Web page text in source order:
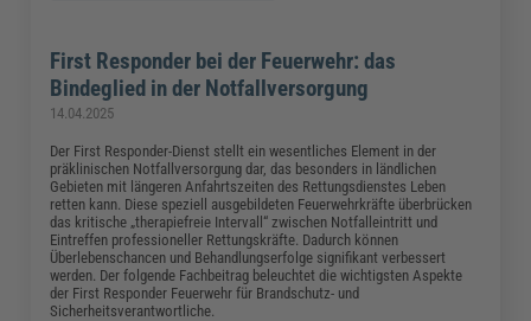
First Responder bei der Feuerwehr: das
Bindeglied in der Notfallversorgung
14.04.2025
Der First Responder-Dienst stellt ein wesentliches Element in der
präklinischen Notfallversorgung dar, das besonders in ländlichen
Gebieten mit längeren Anfahrtszeiten des Rettungsdienstes Leben
retten kann. Diese speziell ausgebildeten Feuerwehrkräfte überbrücken
das kritische „therapiefreie Intervall“ zwischen Notfalleintritt und
Eintreffen professioneller Rettungskräfte. Dadurch können
Überlebenschancen und Behandlungserfolge signifikant verbessert
werden. Der folgende Fachbeitrag beleuchtet die wichtigsten Aspekte
der First Responder Feuerwehr für Brandschutz- und
Sicherheitsverantwortliche.